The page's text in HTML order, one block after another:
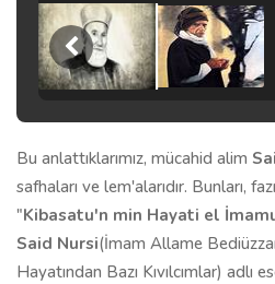
Bu anlattıklarımız, mücahid alim
safhaları ve lem'alarıdır. Bunları,
"Kibasatu'n min Hayati el
Said Nursi(İmam Allame
Hayatından Bazı Kıvılcımlar) adlı